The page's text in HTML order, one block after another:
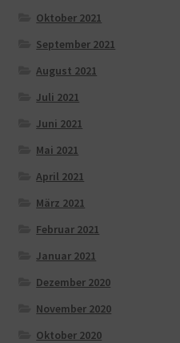
Oktober 2021
September 2021
August 2021
Juli 2021
Juni 2021
Mai 2021
April 2021
März 2021
Februar 2021
Januar 2021
Dezember 2020
November 2020
Oktober 2020